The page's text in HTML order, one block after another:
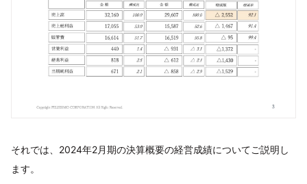
それでは、2024年2月期の決算概要の経営成績についてご説明し
ます。